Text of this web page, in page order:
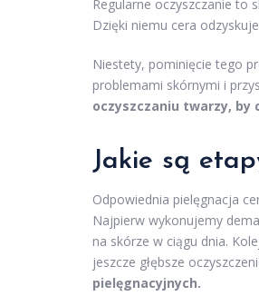
Regularne oczyszczanie to
Dzięki niemu cera
Niestety, pominięcie tego
problemami skórnymi i
oczyszczaniu twarzy, by
Jakie są
Odpowiednia pielęgnacja
Najpierw wykonujemy
na skórze w ciągu dnia.
jeszcze głębsze
pielęgnacyjnych.